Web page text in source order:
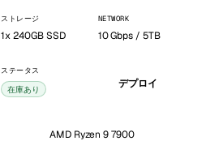
ストレージ
1x 240GB SSD
NETWORK
10 Gbps / 5TB
ステータス
在庫あり デプロイ
AMD Ryzen 9 7900